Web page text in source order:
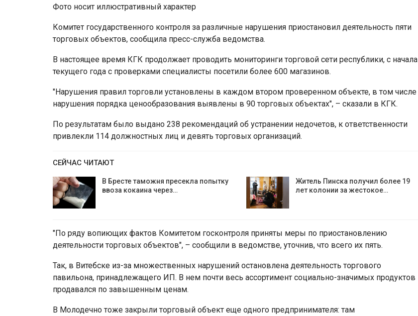
Фото носит иллюстративный характер
Комитет государственного контроля за различные нарушения приостановил деятельность пяти
торговых объектов, сообщила пресс-служба ведомства.
В настоящее время КГК продолжает проводить мониторинги торговой сети республики, с начала
текущего года с проверками специалисты посетили более 600 магазинов.
"Нарушения правил торговли установлены в каждом втором проверенном объекте, в том числе
нарушения порядка ценообразования выявлены в 90 торговых объектах", – сказали в КГК.
По результатам было выдано 238 рекомендаций об устранении недочетов, к ответственности
привлекли 114 должностных лиц и девять торговых организаций.
СЕЙЧАС ЧИТАЮТ
В Бресте таможня пресекла попытку
ввоза кокаина через…
Житель Пинска получил более 19
лет колонии за жестокое…
"По ряду вопиющих фактов Комитетом госконтроля приняты меры по приостановлению
деятельности торговых объектов", – сообщили в ведомстве, уточнив, что всего их пять.
Так, в Витебске из-за множественных нарушений остановлена деятельность торгового
павильона, принадлежащего ИП. В нем почти весь ассортимент социально-значимых продуктов
продавался по завышенным ценам.
В Молодечно тоже закрыли торговый объект еще одного предпринимателя: там